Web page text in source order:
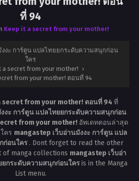
ที่ 94
Keep it a secret from your mother!
งงะ การ์ตูน แปลไทยยกระดับความสนุกก่อน
ใคร
a secret from your mother! ›
from your mother! ตอนที่ 94
secret from your mother! ตอนที่ 94 ที่
งะ การ์ตูน แปลไทยยกระดับความสนุกก่อน
from your mother! อัพเดทตอนล่าสุด
คร mangastep เว็บอ่านมังงะ การ์ตูน แปล
ก่อนใคร . Dont forget to read the other
of manga collections mangastep เว็บอ่า
ยกระดับความสนุกก่อนใครis in the Manga
List menu.